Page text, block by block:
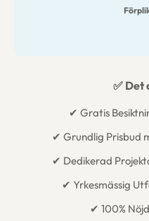
✅ Det
✔ Gratis
✔ Grundlig Prisbud
✔ Dedikerad
✔ Yrkesmässig
✔ 100%